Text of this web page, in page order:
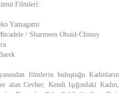
Filmleri:
Yamagami
/ Sharmeen Obaid-Chinoy
filmlerin buluştuğu Kadınların
alan Cevher, Kendi Işığındaki Kadın,